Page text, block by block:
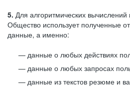
5. Для алгоритмических
Общество использует полученные
данные, а именно:
данные о любых действиях
данные о любых запросах
данные из текстов резюме и